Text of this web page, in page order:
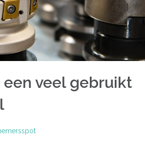
een veel gebruikt